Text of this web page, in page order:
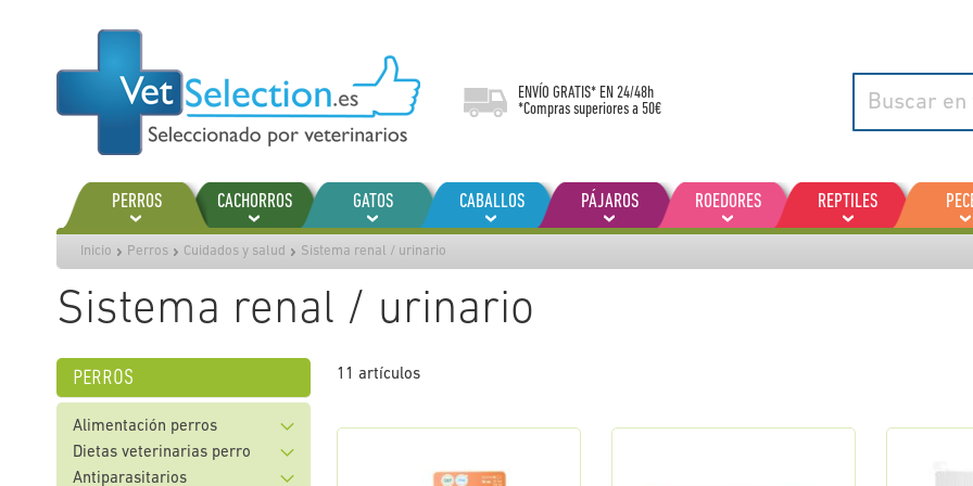
contenido
ENVÍO GRATIS* EN 24/48h
*Compras superiores a 50€
PERROS CACHORROS GATOS CABALLOS PÁJAROS ROEDORES REPTILES
Inicio Perros Cuidados y salud Sistema renal / urinario
Sistema renal / urinario
11 artículos
perros
Alimentación perros
Dietas veterinarias perro
Antiparasitarios